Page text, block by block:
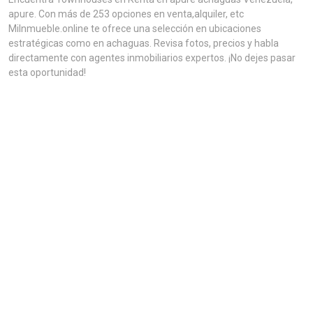
apure. Con más de 253 opciones en venta,alquiler, etc
MiInmueble.online te ofrece una selección en ubicaciones
estratégicas como en achaguas. Revisa fotos, precios y habla
directamente con agentes inmobiliarios expertos. ¡No dejes pasar
esta oportunidad!